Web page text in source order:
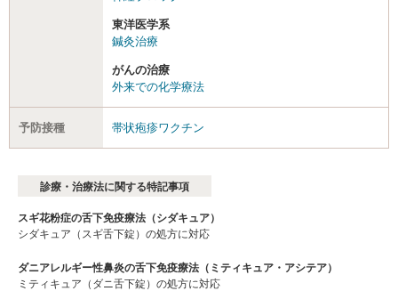
東洋医学系
鍼灸治療
がんの治療
外来での化学療法
予防接種 帯状疱疹ワクチン
診療・治療法に関する特記事項
スギ花粉症の舌下免疫療法（シダキュア）
シダキュア（スギ舌下錠）の処方に対応
ダニアレルギー性鼻炎の舌下免疫療法（ミティキュア・アシテア）
ミティキュア（ダニ舌下錠）の処方に対応